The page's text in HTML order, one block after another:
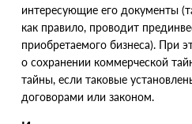
интересующие его документы (
как правило, проводит
приобретаемого бизнеса). При
о сохранении коммерческой
тайны, если таковые
договорами или законом.